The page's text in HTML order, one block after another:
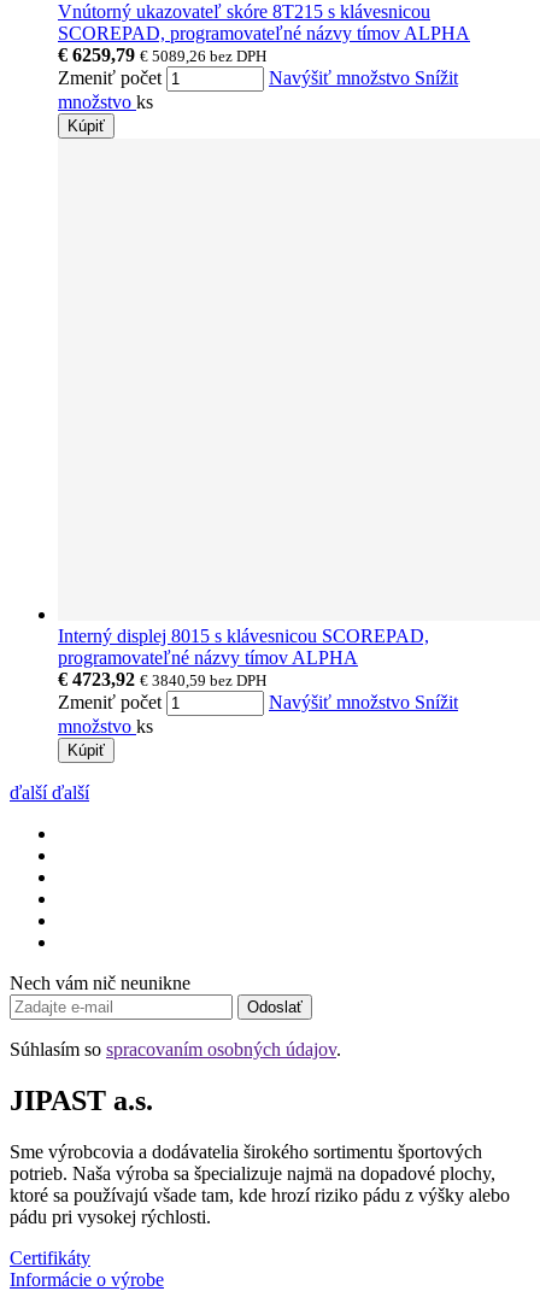
Vnútorný ukazovateľ skóre 8T215 s klávesnicou
SCOREPAD, programovateľné názvy tímov ALPHA
€ 6259,79 € 5089,26 bez DPH
Zmeniť počet Navýšiť množstvo Snížit
množstvo ks
Kúpiť
Interný displej 8015 s klávesnicou SCOREPAD,
programovateľné názvy tímov ALPHA
€ 4723,92 € 3840,59 bez DPH
Zmeniť počet Navýšiť množstvo Snížit
množstvo ks
Kúpiť
ďalší ďalší
Nech vám nič neunikne
Odoslať
Súhlasím so spracovaním osobných údajov.
JIPAST a.s.
Sme výrobcovia a dodávatelia širokého sortimentu športových
potrieb. Naša výroba sa špecializuje najmä na dopadové plochy,
ktoré sa používajú všade tam, kde hrozí riziko pádu z výšky alebo
pádu pri vysokej rýchlosti.
Certifikáty
Informácie o výrobe